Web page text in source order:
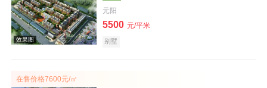
效果图
元阳
5500 元/平米
别墅
在售价格7600元/㎡